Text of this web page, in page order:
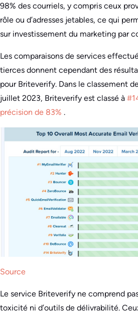
98% des courriels, y compris ceux
rôle ou d’adresses jetables, ce qui
sur investissement du marketing par
Les comparaisons de services
tierces donnent cependant des
pour Briteverify. Dans le classement
juillet 2023, Briteverify est classé à
précision de 83% .
Source
Le service Briteverify ne comprend
toxicité ni d’outils de délivrabilité.